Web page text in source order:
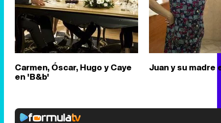
Carmen, Óscar, Hugo y Caye
en 'B&b'
Juan y su madre